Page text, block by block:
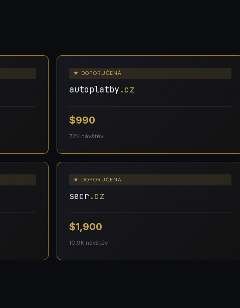
★ DOPORUČENÁ
autoplatby .cz
$990
7.2K návštěv
★ DOPORUČENÁ
seqr .cz
$1,900
10.9K návštěv